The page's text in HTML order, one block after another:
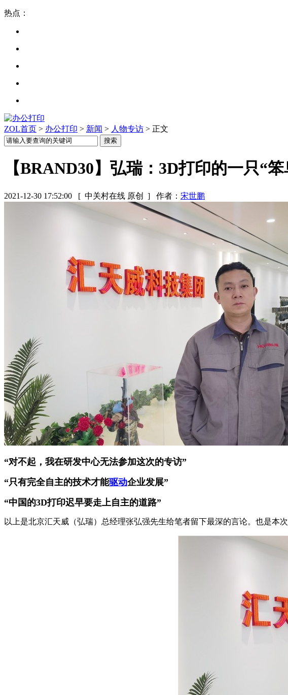
热点：
ZOL首页 > 办公打印 > 新闻 > 人物专访 > 正文
【BRAND30】弘瑞：3D打印的一只“笨
2021-12-30 17:52:00 [ 中关村在线 原创 ] 作者： 宋世鹏
“对不起，我在研发中心无法参加这次的专访”
“只有完全自主的技术才能驱动企业发展”
“中国的3D打印迟早要走上自主的道路”
以上是北京汇天威（弘瑞）总经理张弘强先生给笔者留下最深的言论。也是本